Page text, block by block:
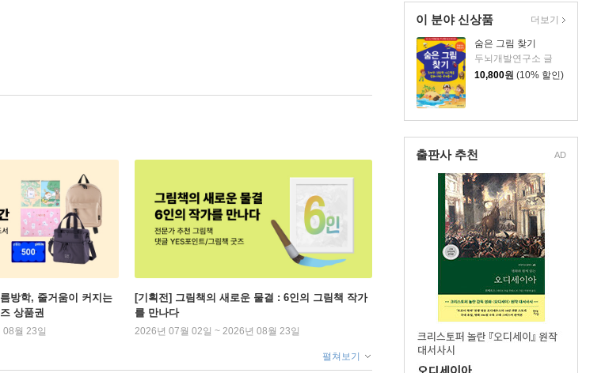
이 분야 신상품
숨은 그림 찾기
두뇌개발연구소 글
10,800원 (10% 할인)
더보기
출판사 추천 AD
방학, 줄거움이 커지는
상품권
월 23일
[기획전] 그림책의 새로운 물결 : 6인의 그림책 작가
를 만나다
2026년 07월 02일 ~ 2026년 08월 23일
펼쳐보기